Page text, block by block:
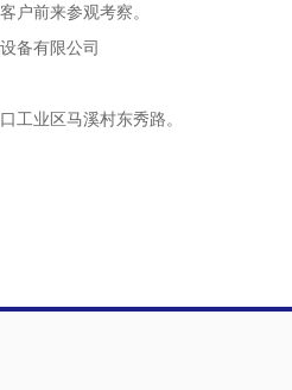
户前来参观考察。
备有限公司
工业区马溪村东秀路。